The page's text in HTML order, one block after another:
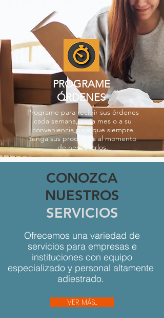
PROGRAME
ÓRDENES
Programe para recibir sus órdenes
cada semana, cada mes o a su
conveniencia para que siempre
tenga sus productos al momento
de necesitarlos.
CONOZCA
NUESTROS
SERVICIOS
Ofrecemos una variedad de
servicios para empresas e
instituciones con equipo
especializado y personal altamente
adiestrado.
VER MÁS...